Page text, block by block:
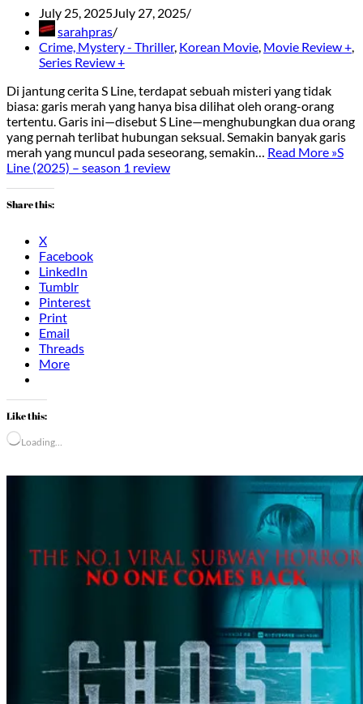
July 25, 2025 July 27, 2025
sarahpras
Crime, Mystery - Thriller, Korean Movie Movie Review +
Series Review +
Di jantung cerita S Line, terdapat sebuah misteri yang tidak
biasa: garis merah yang hanya bisa dilihat oleh orang-orang
tertentu. Garis ini—disebut S Line—menghubungkan dua orang
yang pernah terlibat hubungan seksual. Semakin banyak garis
merah yang muncul pada seseorang, semakin… Read More »S
Line (2025) – season 1 review
Share this:
X
Facebook
LinkedIn
Tumblr
Pinterest
Print
Email
Threads
More
Like this:
Loading…